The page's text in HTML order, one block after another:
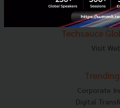
ส่งบทค
Techsauce
Visit
Corporate
Digital